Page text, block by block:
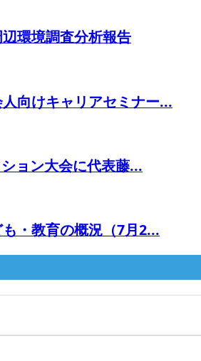
環境調査分析報告
向けキャリアセミナー...
ョン大会に代表藤...
・教育の概況（7月2...